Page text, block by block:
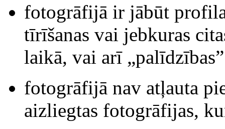
fotogrāfijā ir jābūt
tīrīšanas vai jebkuras
laikā, vai arī
fotogrāfijā nav atļauta
aizliegtas fotogrāfijas,